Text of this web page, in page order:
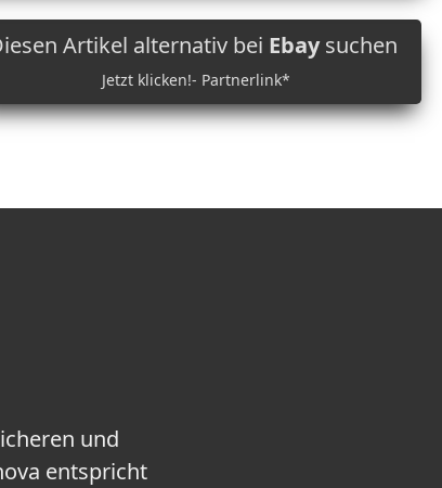
Artikel alternativ bei Ebaysuchen
Jetzt klicken!- Partnerlink*
und
entspricht